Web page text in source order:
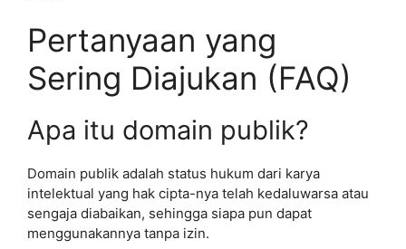
Pertanyaan yang
Sering Diajukan (FAQ)
Apa itu domain publik?
Domain publik adalah status hukum dari karya
intelektual yang hak cipta-nya telah kedaluwarsa atau
sengaja diabaikan, sehingga siapa pun dapat
menggunakannya tanpa izin.